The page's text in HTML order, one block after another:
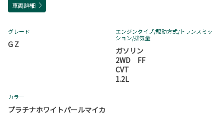
車両詳細
グレード
G Z
エンジンタイプ/駆動方式/トランスミッ
ション/排気量
ガソリン
2WD FF
CVT
1.2L
カラー
プラチナホワイトパールマイカ